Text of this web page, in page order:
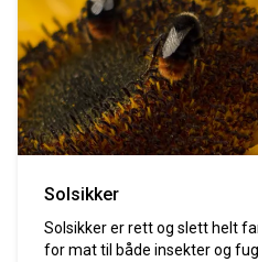
Solsikker
Solsikker er rett og slett helt
for mat til både insekter og